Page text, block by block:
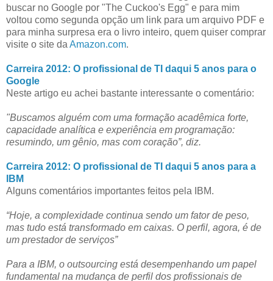
buscar no Google por "The Cuckoo's Egg" e para mim
voltou como segunda opção um link para um arquivo PDF e
para minha surpresa era o livro inteiro, quem quiser comprar
visite o site da Amazon.com.
Carreira 2012: O profissional de TI daqui 5 anos para o
Google
Neste artigo eu achei bastante interessante o comentário:
"Buscamos alguém com uma formação acadêmica forte,
capacidade analítica e experiência em programação:
resumindo, um gênio, mas com coração”, diz.
Carreira 2012: O profissional de TI daqui 5 anos para a
IBM
Alguns comentários importantes feitos pela IBM.
“Hoje, a complexidade continua sendo um fator de peso,
mas tudo está transformado em caixas. O perfil, agora, é de
um prestador de serviços”
Para a IBM, o outsourcing está desempenhando um papel
fundamental na mudança de perfil dos profissionais de